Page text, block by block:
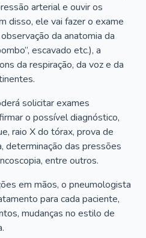
arterial e ouvir os
disso, ele vai fazer o exame
da anatomia da
escavado etc.), a
da respiração, da voz e da
solicitar exames
o possível diagnóstico,
raio X do tórax, prova de
determinação das pressões
entre outros.
em mãos, o pneumologista
para cada paciente,
mudanças no estilo de